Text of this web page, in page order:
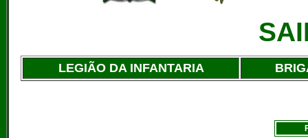
LEGIÃO DA INFANTARIA